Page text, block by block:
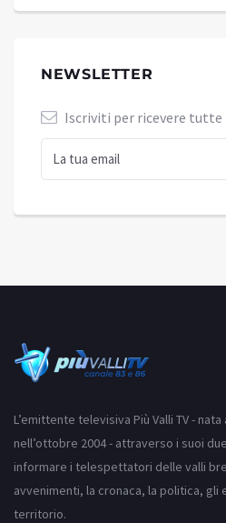
NEWSLETTER
Iscriviti per ricevere
L’emittente televisiva Più Valli TV -
nell’ottobre 2004 - attraverso i suoi
informare i telespettatori delle valli
avvenimenti, la cronaca, la politica,
territorio.